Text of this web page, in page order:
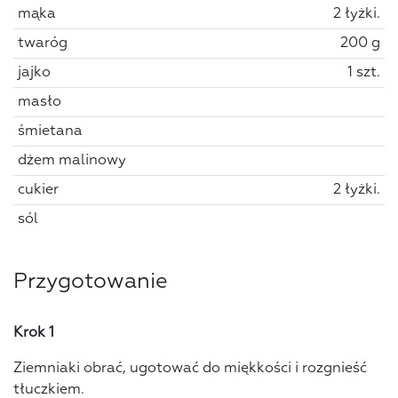
mąka 2 łyżki.
twaróg 200 g
jajko 1 szt.
masło
śmietana
dżem malinowy
cukier 2 łyżki.
sól
Przygotowanie
Krok 1
Ziemniaki obrać, ugotować do miękkości i rozgnieść
tłuczkiem.